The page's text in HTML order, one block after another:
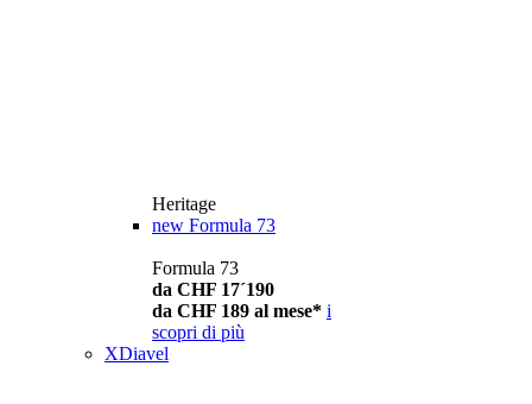
Heritage
new Formula 73
Formula 73
da CHF 17´190
da CHF 189 al mese* i
scopri di più
XDiavel